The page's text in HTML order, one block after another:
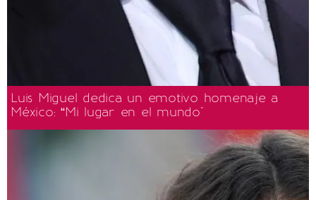
Luis Miguel dedica un emotivo homenaje a
México: “Mi lugar en el mundo"